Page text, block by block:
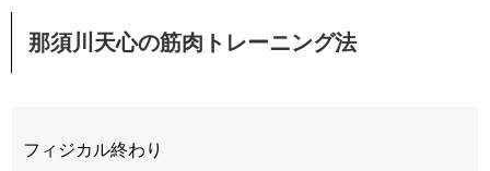
那須川天心の筋肉トレーニング法
フィジカル終わり